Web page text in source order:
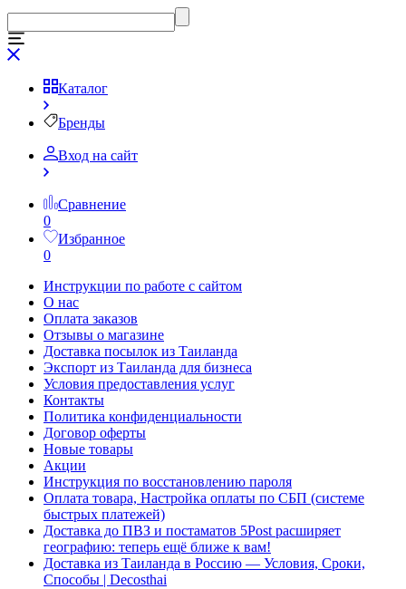
Каталог
Бренды
Вход на сайт
Сравнение
0
Избранное
0
Инструкции по работе с сайтом
О нас
Оплата заказов
Отзывы о магазине
Доставка посылок из Таиланда
Экспорт из Таиланда для бизнеса
Условия предоставления услуг
Контакты
Политика конфиденциальности
Договор оферты
Новые товары
Акции
Инструкция по восстановлению пароля
Оплата товара, Настройка оплаты по СБП (системе
быстрых платежей)
Доставка до ПВЗ и постаматов 5Post расширяет
географию: теперь ещё ближе к вам!
Доставка из Таиланда в Россию — Условия, Сроки,
Способы | Decosthai